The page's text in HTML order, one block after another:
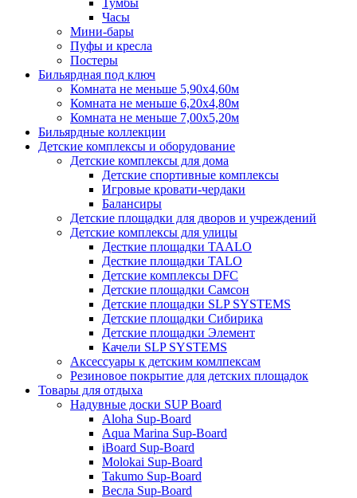
Часы
Мини-бары
Пуфы и кресла
Постеры
Бильярдная под ключ
Комната не меньше 5,90х4,60м
Комната не меньше 6,20х4,80м
Комната не меньше 7,00х5,20м
Бильярдные коллекции
Детские комплексы и оборудование
Детские комплексы для дома
Детские спортивные комплексы
Игровые кровати-чердаки
Балансиры
Детские площадки для дворов и учреждений
Детские комплексы для улицы
Десткие площадки TAALO
Десткие площадки TALO
Детские комплексы DFC
Детские площадки Самсон
Детские площадки SLP SYSTEMS
Детские площадки Сибирика
Детские площадки Элемент
Качели SLP SYSTEMS
Аксессуары к детским комлпексам
Резиновое покрытие для детских площадок
Товары для отдыха
Надувные доски SUP Board
Aloha Sup-Board
Aqua Marina Sup-Board
iBoard Sup-Board
Molokai Sup-Board
Takumo Sup-Board
Весла Sup-Board